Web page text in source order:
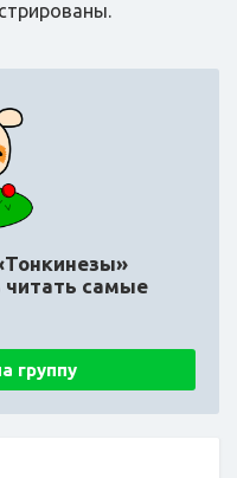
читать самые
группу